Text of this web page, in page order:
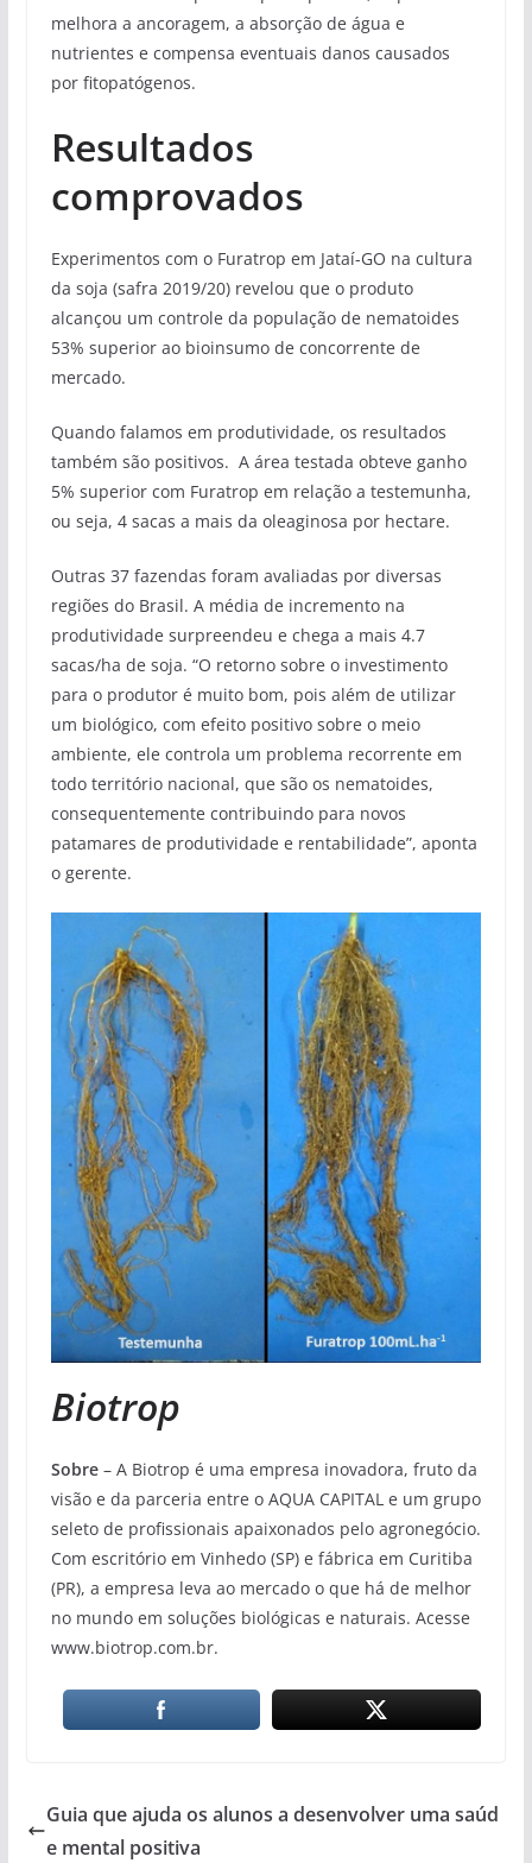
melhora a ancoragem, a absorção de água e
nutrientes e compensa eventuais danos causados
por fitopatógenos.
Resultados
comprovados
Experimentos com o Furatrop em Jataí-GO na cultura
da soja (safra 2019/20) revelou que o produto
alcançou um controle da população de nematoides
53% superior ao bioinsumo de concorrente de
mercado.
Quando falamos em produtividade, os resultados
também são positivos. A área testada obteve ganho
5% superior com Furatrop em relação a testemunha,
ou seja, 4 sacas a mais da oleaginosa por hectare.
Outras 37 fazendas foram avaliadas por diversas
regiões do Brasil. A média de incremento na
produtividade surpreendeu e chega a mais 4.7
sacas/ha de soja. “O retorno sobre o investimento
para o produtor é muito bom, pois além de utilizar
um biológico, com efeito positivo sobre o meio
ambiente, ele controla um problema recorrente em
todo território nacional, que são os nematoides,
consequentemente contribuindo para novos
patamares de produtividade e rentabilidade”, aponta
o gerente.
Biotrop
Sobre– A Biotrop é uma empresa inovadora, fruto da
visão e da parceria entre o AQUA CAPITAL e um grupo
seleto de profissionais apaixonados pelo agronegócio.
Com escritório em Vinhedo (SP) e fábrica em Curitiba
(PR), a empresa leva ao mercado o que há de melhor
no mundo em soluções biológicas e naturais. Acesse
www.biotrop.com.br.
Guia que ajuda os alunos a desenvolver uma saúd
e mental positiva